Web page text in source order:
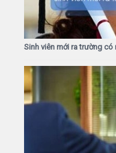
Sinh viên mới ra trường